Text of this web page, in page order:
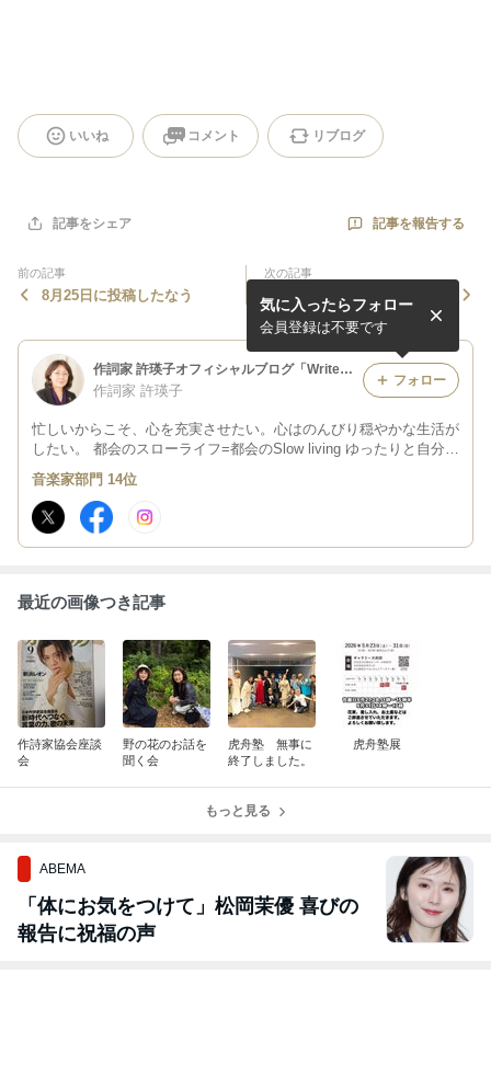
いいね コメント リブログ
記事をシェア 記事を報告する
前の記事
8月25日に投稿したなう
次の記事
8月24日に投稿したなう
作詞家 許瑛子オフィシャルブログ「Writer's Atelier」Powered by Ameba
作詞家 許瑛子
忙しいからこそ、心を充実させたい。心はのんびり穏やかな生活が
したい。 都会のスローライフ=都会のSlow living ゆったりと自分の
人生を楽しみたいと思っています。
気に入ったらフォロー
会員登録は不要です
フォロー
音楽家部門 14位
最近の画像つき記事
作詩家協会座談
会
野の花のお話を
聞く会
虎舟塾 無事に
終了しました。
虎舟塾展
もっと見る
ABEMA
「体にお気をつけて」松岡茉優 喜びの
報告に祝福の声